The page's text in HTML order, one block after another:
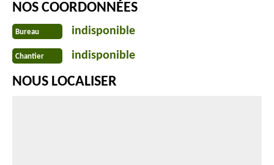
NOS COORDONNÉES
Bureau indisponible
Chantier indisponible
NOUS LOCALISER